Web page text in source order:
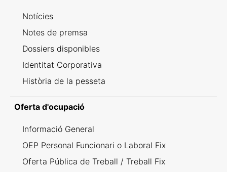
Notícies
Notes de premsa
Dossiers disponibles
Identitat Corporativa
Història de la pesseta
Oferta d'ocupació
Informació General
OEP Personal Funcionari o Laboral Fix
Oferta Pública de Treball / Treball Fix